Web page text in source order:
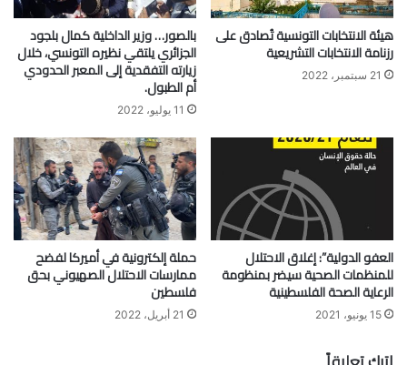
هيئة الانتخابات التونسية تُصادق على
رزنامة الانتخابات التشريعية
21 سبتمبر، 2022
بالصور… وزير الداخلية كمال بلجود
الجزائري يلتقي نظيره التونسي، خلال
زيارته التفقدية إلى المعبر الحدودي
أم الطبول.
11 يوليو، 2022
العفو الدولية”: إغلاق الاحتلال
للمنظمات الصحية سيضر بمنظومة
الرعاية الصحة الفلسطينية
15 يونيو، 2021
حملة إلكترونية في أميركا لفضح
ممارسات الاحتلال الصهيوني بحق
فلسطين
21 أبريل، 2022